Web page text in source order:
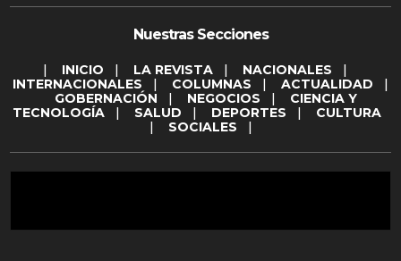
Nuestras Secciones
| INICIO | LA REVISTA | NACIONALES |
INTERNACIONALES | COLUMNAS | ACTUALIDAD |
GOBERNACIÓN | NEGOCIOS | CIENCIA Y
TECNOLOGÍA | SALUD | DEPORTES | CULTURA
| SOCIALES |